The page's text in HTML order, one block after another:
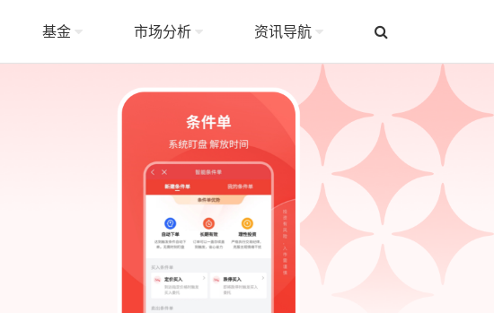
基金 市场分析 资讯导航